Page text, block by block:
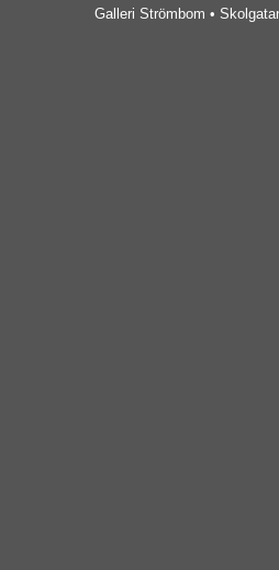
Galleri Strömbom •